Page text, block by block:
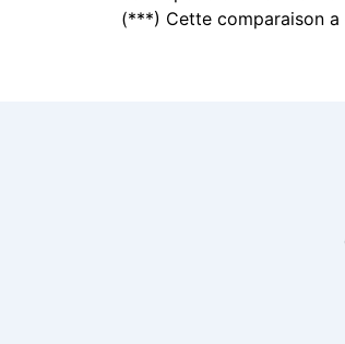
(***) Cette comparaison a